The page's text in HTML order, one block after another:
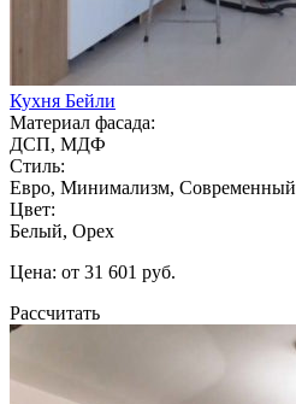
Кухня Бейли
Материал фасада:
ДСП, МДФ
Стиль:
Евро, Минимализм, Современный
Цвет:
Белый, Орех
Цена: от 31 601 руб.
Рассчитать